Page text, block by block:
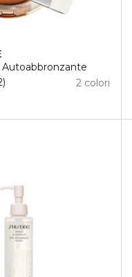
Autoabbronzante
2 colori